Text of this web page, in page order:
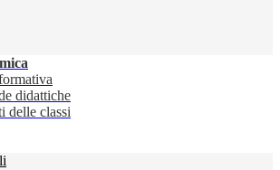
didattiche
delle classi